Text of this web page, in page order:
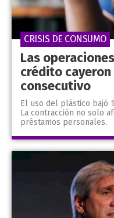
Las
crédito
consecutivo
El uso del plástico bajó
La contracción no solo
préstamos personales.
CRISIS DE CONSUMO